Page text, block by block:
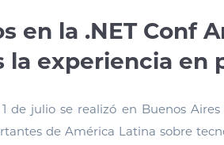
en la .NET Conf
la experiencia en
de julio se realizó en Buenos Aires
de América Latina sobre